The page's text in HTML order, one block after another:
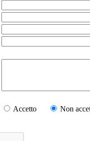
Accetto Non